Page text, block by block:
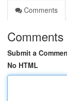
Comments
Comments
Submit a
No HTML